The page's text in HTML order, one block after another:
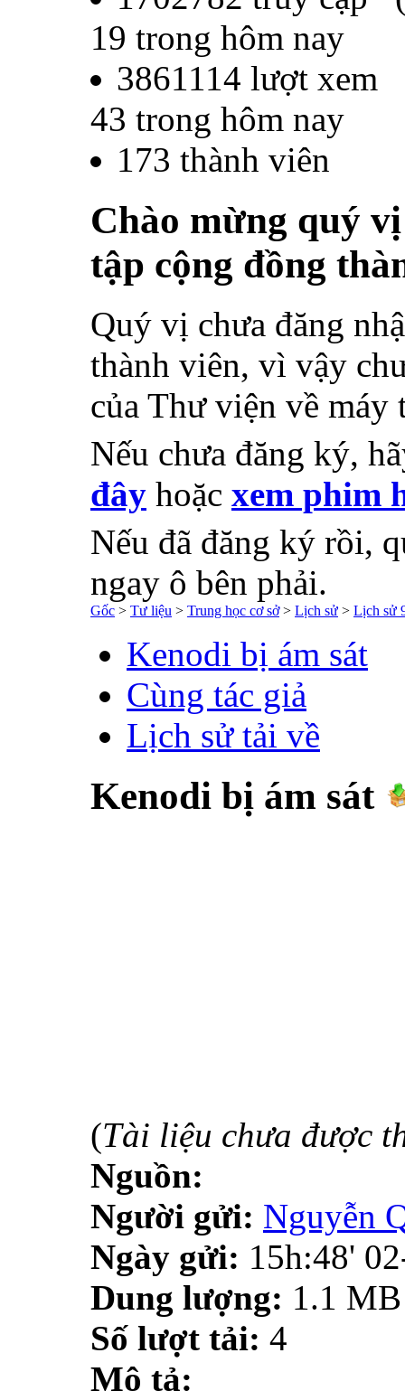
19 trong hôm nay
3861114 lượt xem
43 trong hôm nay
173 thành viên
Chào mừng quý
tập cộng đồng
Quý vị chưa đăng
thành viên, vì vậy
của Thư viện về máy
Nếu chưa đăng ký,
đây hoặc xem phim
Nếu đã đăng ký rồi,
ngay ô bên phải.
Gốc > Tư liệu > Trung học cơ sở> Lịch sử > Lịch sử
Kenodi bị ám sát
Cùng tác giả
Lịch sử tải về
Kenodi bị ám sát
(Tài liệu chưa được
Nguồn:
Người gửi: Nguyễn
Ngày gửi: 15h:48'
Dung lượng: 1.1 MB
Số lượt tải: 4
Mô tả: